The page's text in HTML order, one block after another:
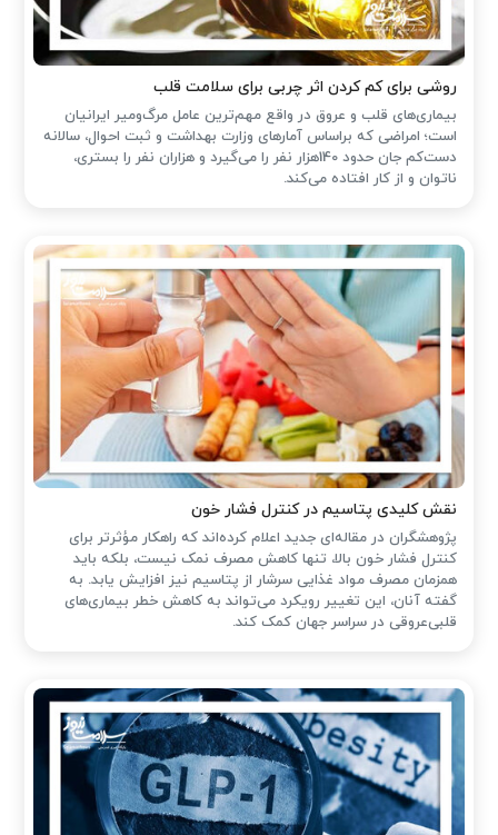
روشی برای کم کردن اثر چربی برای سلامت قلب
بیماری‌های قلب و عروق در واقع مهم‌ترین عامل مرگ‌ومیر ایرانیان
است؛ امراضی که براساس آمارهای وزارت بهداشت و ثبت احوال، سالانه
دست‌کم جان حدود 140هزار نفر را می‌گیرد و هزاران نفر را بستری،
ناتوان و از کار افتاده می‌کند.
نقش کلیدی پتاسیم در کنترل فشار خون
پژوهشگران در مقاله‌ای جدید اعلام کرده‌اند که راهکار مؤثرتر برای
کنترل فشار خون بالا، تنها کاهش مصرف نمک نیست، بلکه باید
همزمان مصرف مواد غذایی سرشار از پتاسیم نیز افزایش یابد. به
گفته آنان، این تغییر رویکرد می‌تواند به کاهش خطر بیماری‌های
قلبی‌عروقی در سراسر جهان کمک کند.